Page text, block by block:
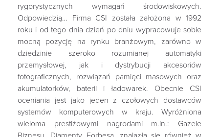
rygorystycznych wymagań środowiskowych.
Odpowiedzią… Firma CSI została założona w 1992
roku i od tego dnia dzień po dniu wypracowuje sobie
mocną pozycję na rynku branżowym, zarówno w
dziedzinie szeroko rozumianej automatyki
przemysłowej, jak i dystrybucji akcesoriów
fotograficznych, rozwiązań pamięci masowych oraz
akumulatorków, baterii i ładowarek. Obecnie CSI
oceniania jest jako jeden z czołowych dostawców
systemów komputerowych w kraju. Wyróżniona
wieloma prestiżowymi nagrodami m.in.: Gazele